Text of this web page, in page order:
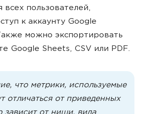
пользователей,
к аккаунту Google
можно экспортировать
Google Sheets, CSV или PDF.
что метрики, используемые
отличаться от приведенных